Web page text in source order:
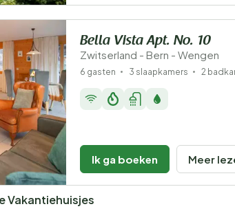
Bella Vista Apt. No. 10
Zwitserland - Bern - Wengen
6 gasten 3 slaapkamers 2
Ik ga boeken Meer
Vakantiehuisjes